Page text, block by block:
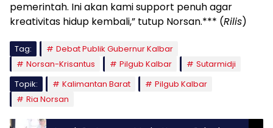
pemerintah. Ini akan kami support penuh agar
kreativitas hidup kembali,” tutup Norsan.*** (Rilis)
Tag:
Debat Publik Gubernur Kalbar
Norsan-Krisantus
Pilgub Kalbar
Sutarmidji
Topik:
Kalimantan Barat
Pilgub Kalbar
Ria Norsan